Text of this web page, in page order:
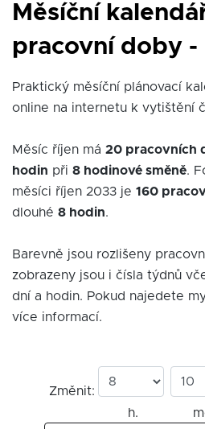
Měsíční
pracovní doby -
Praktický měsíční plánovací
online na internetu k vytištění
Měsíc říjen má 20 pracovních
hodin při 8 hodinové směně.
měsíci říjen 2033 je 160
dlouhé 8 hodin.
Barevně jsou rozlišeny
zobrazeny jsou i čísla týdnů
dní a hodin. Pokud najedete
více informací.
Změnit:
h.